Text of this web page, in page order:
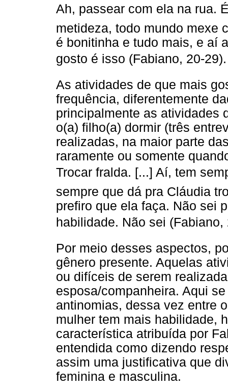
Ah, passear com ela na rua.
metideza, todo mundo mexe
é bonitinha e tudo mais, e aí
gosto é isso (Fabiano, 20-29).
As atividades de que mais
frequência, diferentemente
principalmente as atividades
o(a) filho(a) dormir (três
realizadas, na maior parte
raramente ou somente
Trocar fralda. [...] Aí, tem
sempre que dá pra Cláudia
prefiro que ela faça. Não sei
habilidade. Não sei
Por meio desses aspectos,
gênero presente. Aquelas
ou difíceis de serem
esposa/companheira. Aqui
antinomias, dessa vez entre
mulher tem mais habilidade,
característica atribuída por
entendida como dizendo
assim uma justificativa que
feminina e masculina.